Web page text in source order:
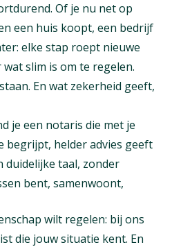
Of je nu net op
een huis koopt, een bedrijf
elke stap roept nieuwe
slim is om te regelen.
En wat zekerheid geeft,
je een notaris die met je
begrijpt, helder advies geeft
duidelijke taal, zonder
bent, samenwoont,
wilt regelen: bij ons
die jouw situatie kent. En